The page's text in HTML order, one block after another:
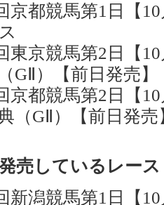
京都競馬第1日【
東京競馬第2日【
GⅡ）【前日発売】
京都競馬第2日【
（GⅡ）【前日発売
売しているレース
新潟競馬第1日【